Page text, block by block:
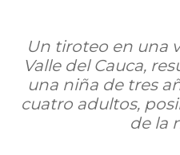
Un tiroteo en una
Valle del Cauca,
una niña de tres
cuatro adultos,
de la